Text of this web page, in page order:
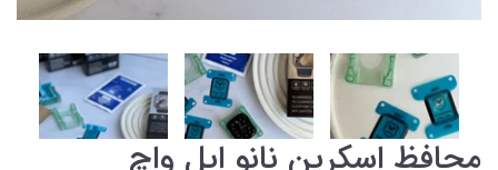
محافظ اسکرین نانو اپل واچ